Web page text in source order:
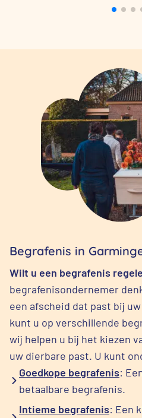
Begrafenis in
Wilt u een begrafenis
begrafenisondernemer
een afscheid dat past bij
kunt u op verschillende
wij helpen u bij het kiezen
uw dierbare past. U kunt
Goedkope begrafenis:
betaalbare begrafenis.
Intieme begrafenis: Een